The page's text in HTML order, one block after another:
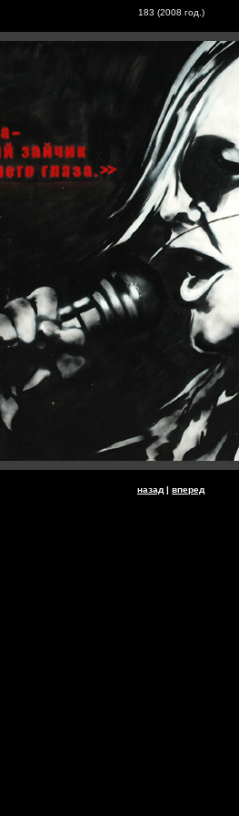
183 (2008 год.)
назад | вперед